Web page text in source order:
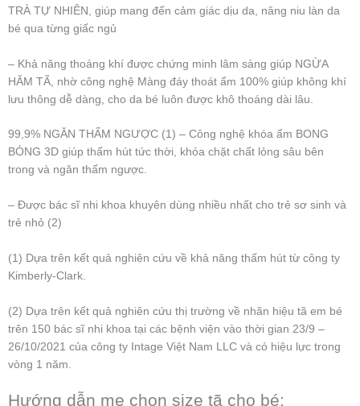
TRÀ TỰ NHIÊN, giúp mang đến cảm giác dịu da, nâng niu làn da
bé qua từng giấc ngủ
– Khả năng thoáng khí được chứng minh lâm sàng giúp NGỪA
HĂM TÃ, nhờ công nghệ Màng đáy thoát ẩm 100% giúp không khí
lưu thông dễ dàng, cho da bé luôn được khô thoáng dài lâu.
99,9% NGĂN THẤM NGƯỢC (1) – Công nghệ khóa ẩm BONG
BÓNG 3D giúp thấm hút tức thời, khóa chặt chất lỏng sâu bên
trong và ngăn thấm ngược.
– Được bác sĩ nhi khoa khuyên dùng nhiều nhất cho trẻ sơ sinh và
trẻ nhỏ (2)
(1) Dựa trên kết quả nghiên cứu về khả năng thấm hút từ công ty
Kimberly-Clark.
(2) Dựa trên kết quả nghiên cứu thị trường về nhãn hiệu tã em bé
trên 150 bác sĩ nhi khoa tại các bệnh viện vào thời gian 23/9 –
26/10/2021 của công ty Intage Việt Nam LLC và có hiệu lực trong
vòng 1 năm.
Hướng dẫn mẹ chọn size tã cho bé: